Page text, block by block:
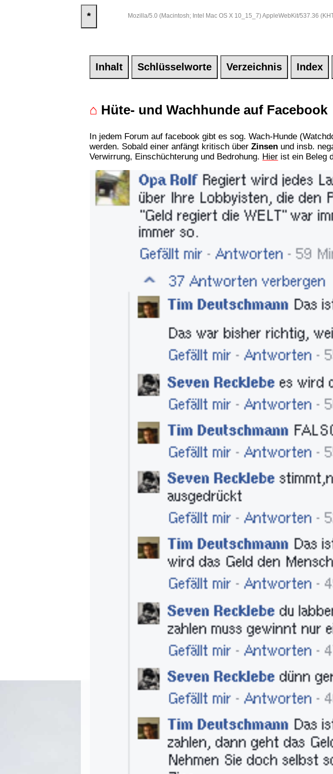
* Mozilla/5.0 (Macintosh; Intel Mac OS X 10_15_7) AppleWebKit/537.36
Inhalt Schlüsselworte Verzeichnis Index
⌂ Hüte- und Wachhunde auf Facebook
In jedem Forum auf facebook gibt es sog. Wach-Hunde
werden. Sobald einer anfängt kritisch überZinsen und insb.
Verwirrung, Einschüchterung und Bedrohung. Hier ist ein Beleg